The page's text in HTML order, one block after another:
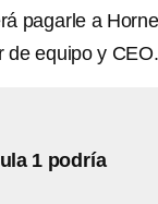
pagarle a
de equipo y CEO.
1 podría